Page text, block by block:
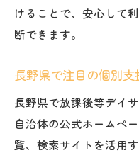
けることで、安心して
断できます。
長野県で注目の個別
長野県で放課後等デイ
自治体の公式ホームペ
覧、検索サイトを活用